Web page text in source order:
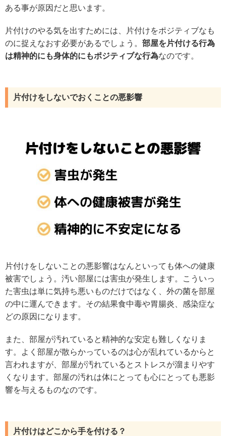
ある事が原因だと思います。
片付けのやる気を出すためには、片付けをポジティブなも
のに捉えなおす必要があるでしょう。 部屋を片付ける行為
は精神的にも身体的にもポジティブな行為なのです。
片付けをしないでおくことの悪影響
片付けをしないことの悪影響はなんといっても体への健康
被害でしょう。汚い部屋には害虫が発生します。こういっ
た害虫は単に気持ち悪いものだけではなく、外の菌を部屋
の中に運んできます。その結果食中毒や胃腸炎、感染症な
どの原因になります。
また、部屋が汚れていると精神的な安定も難しくなりま
す。よく部屋が散らかっているのは心が乱れているからと
言われますが、部屋が汚れているとストレスが溜まりやす
くなります。部屋の汚れは体にとっても心にとっても悪影
響を与えるものなのです。
片付けはどこから手を付ける？